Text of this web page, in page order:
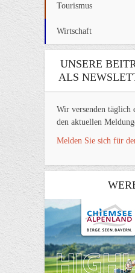
Tourismus
Wirtschaft
UNSERE
ALS
Wir versenden täglich
den aktuellen
Melden Sie sich für